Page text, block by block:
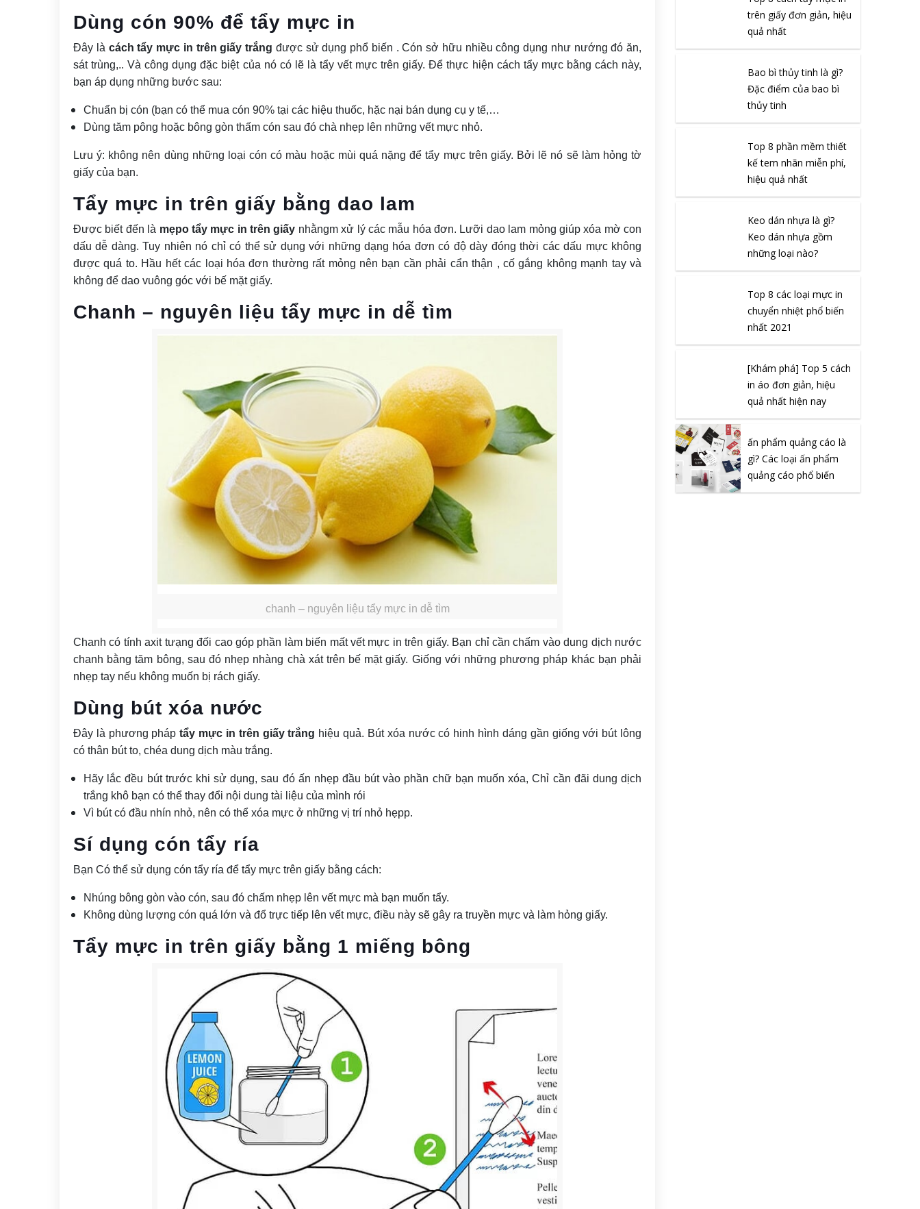
Dùng cón 90% để tẩy mực in
Đây là cách tẩy mực in trên giấy trắng được sử dụng phổ biến . Cón sở hữu nhiều công dụng như nướng đó ăn,
sát trùng,.. Và công dụng đặc biệt của nó có lẽ là tẩy vết mực trên giấy. Để thực hiện cách tẩy mực bằng cách này,
bạn áp dụng những bước sau:
Chuẩn bị cón (bạn có thể mua cón 90% tại các hiệu thuốc, hặc nại bán dụng cụ y tế,…
Dùng tăm pông hoặc bông gòn thấm cón sau đó chà nhẹp lên những vết mực nhỏ.
Lưu ý: không nên dùng những loại cón có màu hoặc mùi quá nặng để tẩy mực trên giấy. Bởi lẽ nó sẽ làm hỏng tờ
giấy của bạn.
Tẩy mực in trên giấy bằng dao lam
Được biết đến là mẹpo tẩy mực in trên giấy nhằngm xử lý các mẫu hóa đơn. Lưỡi dao lam mỏng giúp xóa mờ con
dấu dễ dàng. Tuy nhiên nó chỉ có thể sử dụng với những dạng hóa đơn có độ dày đóng thời các dấu mực không
được quá to. Hầu hết các loại hóa đơn thường rất mỏng nên bạn cần phải cẩn thận , cố gắng không mạnh tay và
không để dao vuông góc với bế mặt giấy.
Chanh – nguyên liệu tẩy mực in dễ tìm
chanh – nguyên liệu tẩy mực in dễ tìm
Chanh có tính axit tưạng đối cao góp phần làm biến mất vết mực in trên giấy. Bạn chỉ cần chấm vào dung dịch nước
chanh bằng tăm bông, sau đó nhẹp nhàng chà xát trên bế mặt giấy. Giống với những phương pháp khác bạn phải
nhẹp tay nếu không muốn bị rách giấy.
Dùng bút xóa nước
Đây là phương pháp tẩy mực in trên giấy trắng hiệu quả. Bút xóa nước có hinh hình dáng gần giống với bút lông
có thân bút to, chéa dung dịch màu trắng.
Hãy lắc đều bút trước khi sử dụng, sau đó ấn nhẹp đầu bút vào phần chữ bạn muốn xóa, Chỉ cần đãi dung dịch
trắng khô bạn có thể thay đổi nội dung tài liệu của mình rói
Vì bút có đầu nhín nhỏ, nên có thể xóa mực ở những vị trí nhỏ hẹpp.
Sí dụng cón tẩy ría
Bạn Có thể sử dụng cón tẩy ría để tẩy mực trên giấy bằng cách:
Nhúng bông gòn vào cón, sau đó chấm nhẹp lên vết mực mà bạn muốn tẩy.
Không dùng lượng cón quá lớn và đổ trực tiếp lên vết mực, điều này sẽ gây ra truyền mực và làm hỏng giấy.
Tẩy mực in trên giấy bằng 1 miếng bông
trên giấy đơn giản, hiệu
quả nhất
Bao bì thủy tinh là gì?
Đặc điểm của bao bì
thủy tinh
Top 8 phần mềm thiết
kế tem nhãn miễn phí,
hiệu quả nhất
Keo dán nhựa là gì?
Keo dán nhựa gồm
những loại nào?
Top 8 các loại mực in
chuyển nhiệt phổ biến
nhất 2021
[Khám phá] Top 5 cách
in áo đơn giản, hiệu
quả nhất hiện nay
ấn phẩm quảng cáo là
gì? Các loại ấn phẩm
quảng cáo phổ biến